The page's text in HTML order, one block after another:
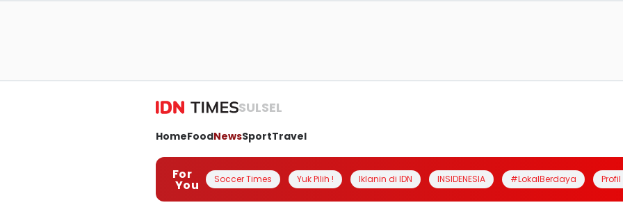
SULSEL
HomeFoodNewsSportTravel
For
You Soccer Times Yuk Pilih ! Iklanin di IDN INSIDENESIA #LokalBerdaya